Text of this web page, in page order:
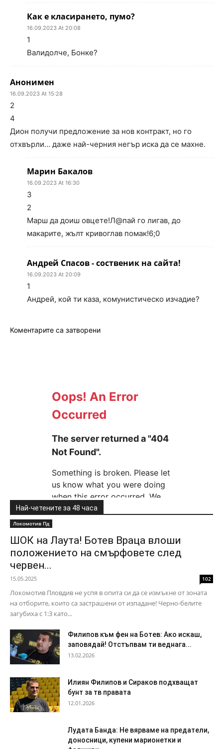
Как е класирането, пумо?
16.09.2023 At 20:08
1
Валидолче, Бонке?
Анонимен
16.09.2023 At 15:28
2
4
Дион получи предложение за нов контракт, но го
отхвърли… даже най-черния негър иска да се махне.
Марин Бакалов
16.09.2023 At 16:30
3
2
Марш да доиш овцете!Л@пай го лигав, до
макарите, жълт кривоглав помак!6;0
Андрей Спасов - соственик на сайта!
16.09.2023 At 20:09
1
Андрей, кой ти каза, комунистическо изчадие?
Коментарите са затворени
Най-четените за 48 часа
Локомотив Пд
ШОК на Лаута! Ботев Враца влоши
положението на смърфовете след
червен...
15.05.2025 102
Локомотив Пловдив не успя в опита си да се измъкне от зоната
на отборите, които са застрашени от изпадане! Черно-белите
загубиха с 1:3 като...
Филипов към фен на Ботев: Ако искаш,
заповядай! Отстъпвам ти веднага...
13.02.2026
Илиян Филипов и Сираков подхващат
бунт за тв правата
12.01.2026
Лудата Банда: Не вярваме на предатели,
доносници, купени марионетки и